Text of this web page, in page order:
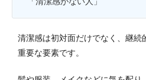
清潔感は初対面だけでなく、継続
重要な要素です。